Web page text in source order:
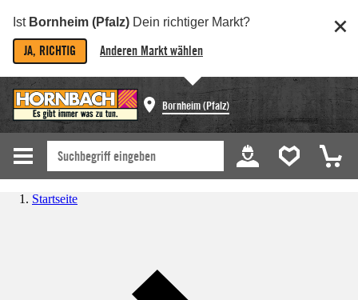
Ist Bornheim (Pfalz) Dein richtiger Markt?
JA, RICHTIG Anderen Markt wählen
Bornheim (Pfalz)
Startseite